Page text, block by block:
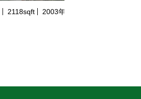
2118sqft 2003年建